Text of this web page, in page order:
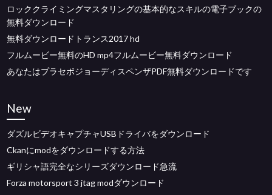
ロッククライミングマスタリングの基本的なスキルの電子ブックの
無料ダウンロード
無料ダウンロードトランス2017 hd
フルムービー無料のHD mp4フルムービー無料ダウンロード
あなたはプラセボジョーディスペンザPDF無料ダウンロードです
New
ダズルビデオキャプチャUSBドライバをダウンロード
Ckanにmodをダウンロードする方法
ギリシャ語完全なシリーズダウンロード急流
Forza motorsport 3 jtag modダウンロード